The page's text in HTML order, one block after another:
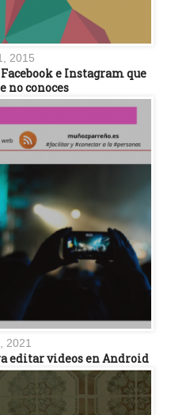
2015
e Instagram que
no conoces
2021
editar videos en Android